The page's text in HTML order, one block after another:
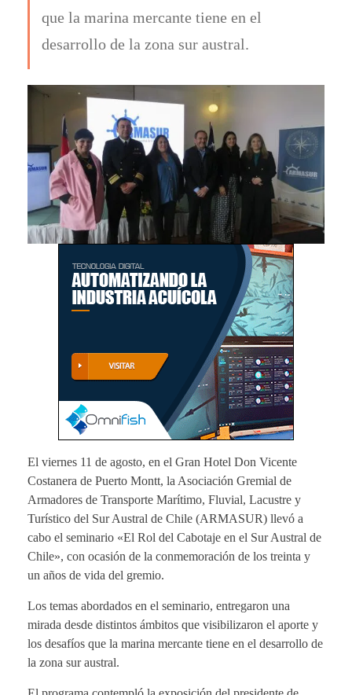
que la marina mercante tiene en el
desarrollo de la zona sur austral.
El viernes 11 de agosto, en el Gran Hotel Don Vicente
Costanera de Puerto Montt, la Asociación Gremial de
Armadores de Transporte Marítimo, Fluvial, Lacustre y
Turístico del Sur Austral de Chile (ARMASUR) llevó a
cabo el seminario «El Rol del Cabotaje en el Sur Austral de
Chile», con ocasión de la conmemoración de los treinta y
un años de vida del gremio.
Los temas abordados en el seminario, entregaron una
mirada desde distintos ámbitos que visibilizaron el aporte y
los desafíos que la marina mercante tiene en el desarrollo de
la zona sur austral.